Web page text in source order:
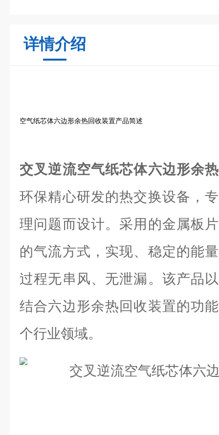
详情介绍
空气纸芯体六边形余热回收装置产品简述
交叉逆流空气纸芯体六边形余
环保精心研发的热交换设备，
理问题而设计。采用的金属板
的气流方式，实现、稳定的能
过程无串风、无泄漏。该产品
结合六边形余热回收装置的功
个行业领域。